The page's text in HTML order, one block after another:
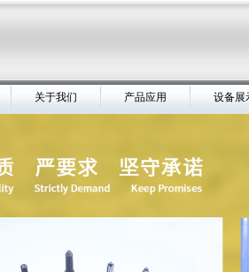
关于我们 产品应用 设备展